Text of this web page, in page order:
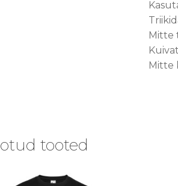
Mitte
Mitte
tooted